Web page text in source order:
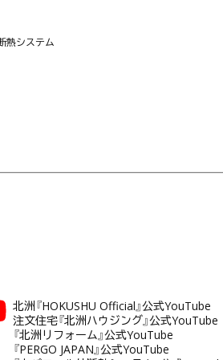
熱システム
北洲『HOKUSHU Official』公式YouTube
注文住宅『北洲ハウジング』公式YouTube
『北洲リフォーム』公式YouTube
『PERGO JAPAN』公式YouTube